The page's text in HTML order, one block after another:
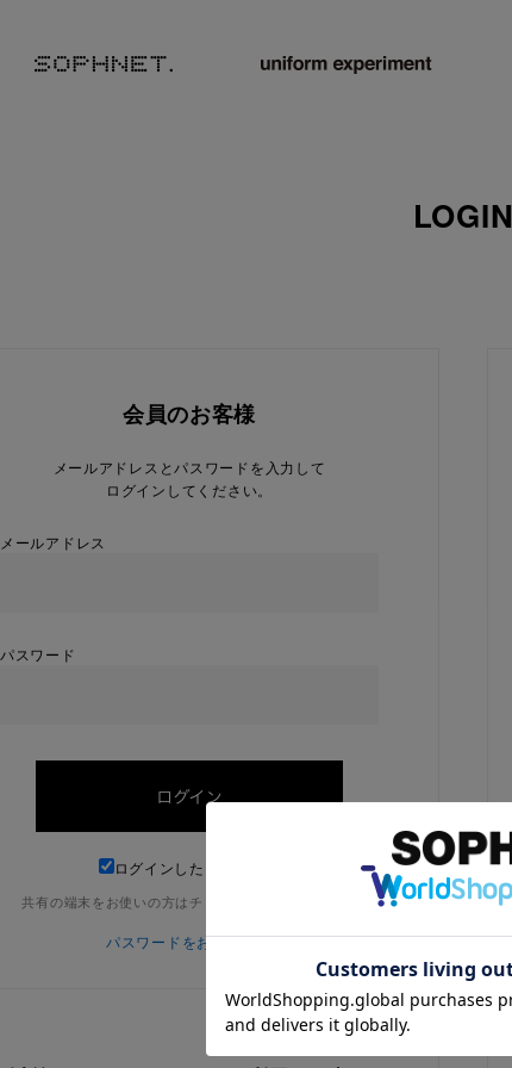
LOGIN
会員のお客様
メールアドレスとパスワードを入力して
ログインしてください。
メールアドレス
パスワード
ログインしたままにする
共有の端末をお使いの方はチェックを外してください
パスワードをお忘れの方